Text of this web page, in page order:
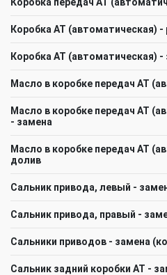
Коробка АТ (автоматическая) -
Коробка АТ (автоматическая) -
Масло в коробке передач АТ
Масло в коробке передач АТ
- замена
Масло в коробке передач АТ
долив
Сальник привода, левый -
Сальник привода, правый -
Сальники приводов - замена
Сальник задний коробки АТ -